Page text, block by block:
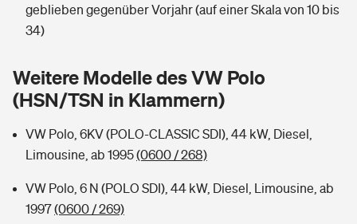
Tools
Hochwasser-Check: Wie gefährdet ist Ihr Haus?
Sie haben Fragen?
Handyversicherung
Private Cyberversicherung
Zur Übersicht
Wer versichert was: Jetzt Versicherer finden
Rentenrechner: Wie viel Geld bekomme ich im Alter?
geblieben gegenüber Vorjahr (auf einer Skala von 10 bis
34)
Weitere Modelle des VW Polo
(HSN/TSN in Klammern)
VW Polo, 6KV (POLO-CLASSIC SDI), 44 kW, Diesel,
Limousine, ab 1995(0600 / 268)
VW Polo, 6 N (POLO SDI), 44 kW, Diesel, Limousine, ab
1997(0600 / 269)